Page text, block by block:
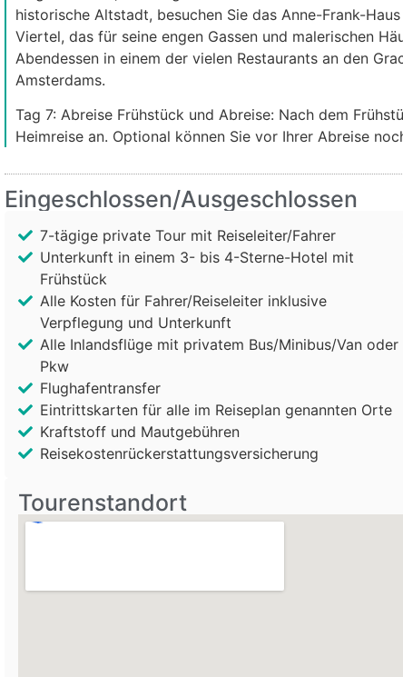
historische Altstadt, besuchen Sie das Anne-Frank-
Viertel, das für seine engen Gassen und malerischen
Abendessen in einem der vielen Restaurants an den
Amsterdams.
Tag 7: Abreise Frühstück und Abreise: Nach dem
Heimreise an. Optional können Sie vor Ihrer Abreise
Eingeschlossen/Ausgeschlossen
7-tägige private Tour mit Reiseleiter/Fahrer
Unterkunft in einem 3- bis 4-Sterne-Hotel mit
Frühstück
Alle Kosten für Fahrer/Reiseleiter inklusive
Verpflegung und Unterkunft
Alle Inlandsflüge mit privatem Bus/Minibus/Van oder
Pkw
Flughafentransfer
Eintrittskarten für alle im Reiseplan genannten Orte
Kraftstoff und Mautgebühren
Reisekostenrückerstattungsversicherung
Tourenstandort